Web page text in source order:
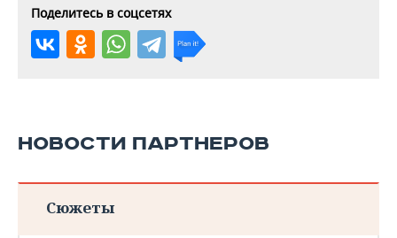
Поделитесь в соцсетях
НОВОСТИ ПАРТНЕРОВ
Сюжеты